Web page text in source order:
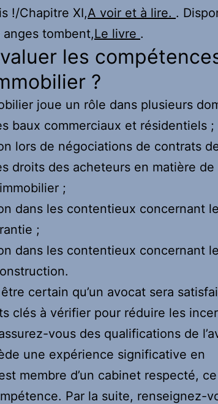
!/Chapitre XI,A voir et à lire. .
tombent,Le livre .
les
?
joue un rôle dans plusieurs
baux commerciaux et résidentiels ;
lors de négociations de contrats
droits des acheteurs en matière de
;
dans les contentieux concernant
;
dans les contentieux concernant
certain qu’un avocat sera
clés à vérifier pour réduire les
vous des qualifications de
une expérience significative en
membre d’un cabinet respecté,
Par la suite, renseignez-